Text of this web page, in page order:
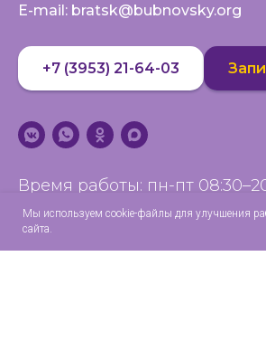
E-mail: bratsk@bubnovsky.org
+7 (3953) 21-64-03
Время работы: пн-пт
14:00–15:00; сб 09:00–17:30,
15:00
Мы используем cookie-файлы для улучшения
сайта.